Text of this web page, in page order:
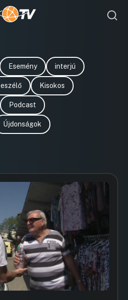
Esemény interjú
Kisokos
Podcast
Újdonságok